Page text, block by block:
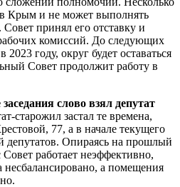
в Крым и не может выполнять
принял его отставку и
комиссий. До следующих
году, округ будет оставаться
Совет продолжит работу в
слово взял депутат
старожил застал те времена,
77, а в начале текущего
депутатов. Опираясь на прошлый
работает неэффективно,
несбалансировано, а помещения